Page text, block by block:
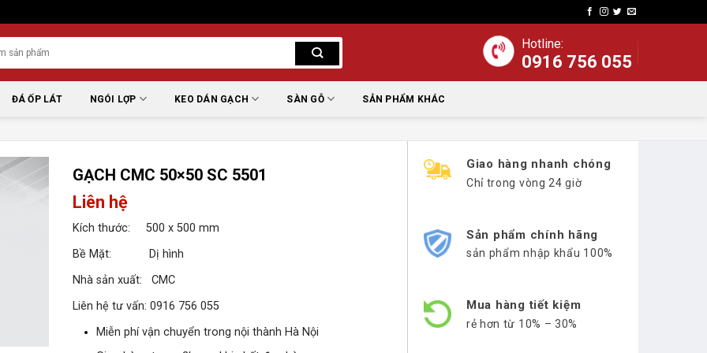
Hotline:
0916 756 055
ĐÁ ỐP LÁT NGÓI LỢP KEO DÁN GẠCH SÀN GỖ SẢN PHẨM KHÁC
GẠCH CMC 50×50 SC 5501
Liên hệ
Kích thước: 500 x 500 mm
Bề Mặt: Dị hình
Nhà sản xuất: CMC
Liên hệ tư vấn: 0916 756 055
Miễn phí vận chuyển trong nội thành Hà Nội
Giao hàng nhanh chóng
Chỉ trong vòng 24 giờ
Sản phẩm chính hãng
sản phẩm nhập khẩu 100%
Mua hàng tiết kiệm
rẻ hơn từ 10% – 30%